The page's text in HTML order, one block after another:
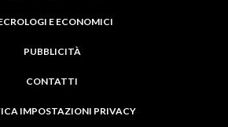
E ECONOMICI
PUBBLICITÀ
CONTATTI
IMPOSTAZIONI PRIVACY